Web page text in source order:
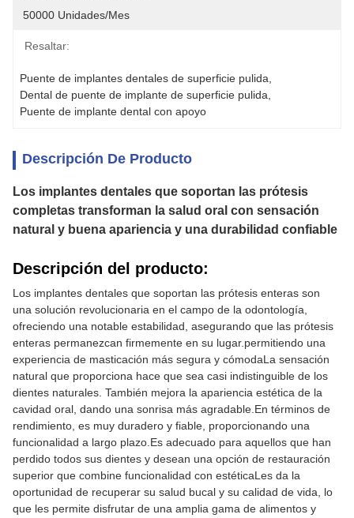
50000 Unidades/mes
Resaltar:
Puente de implantes dentales de superficie pulida
Dental de puente de implante de superficie pulida
Puente de implante dental con apoyo
Descripción De Producto
Los implantes dentales que soportan las prótesis
completas transforman la salud oral con sensación
natural y buena apariencia y una durabilidad confiable
Descripción del producto:
Los implantes dentales que soportan las prótesis enteras son
una solución revolucionaria en el campo de la odontología,
ofreciendo una notable estabilidad, asegurando que las prótesis
enteras permanezcan firmemente en su lugar.permitiendo una
experiencia de masticación más segura y cómodaLa sensación
natural que proporciona hace que sea casi indistinguible de los
dientes naturales. También mejora la apariencia estética de la
cavidad oral, dando una sonrisa más agradable.En términos de
rendimiento, es muy duradero y fiable, proporcionando una
funcionalidad a largo plazo.Es adecuado para aquellos que han
perdido todos sus dientes y desean una opción de restauración
superior que combine funcionalidad con estéticaLes da la
oportunidad de recuperar su salud bucal y su calidad de vida, lo
que les permite disfrutar de una amplia gama de alimentos y